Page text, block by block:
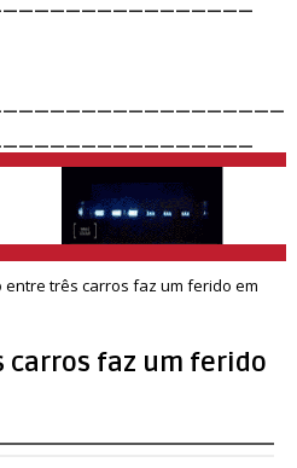
entre três carros faz um ferido em
carros faz um ferido